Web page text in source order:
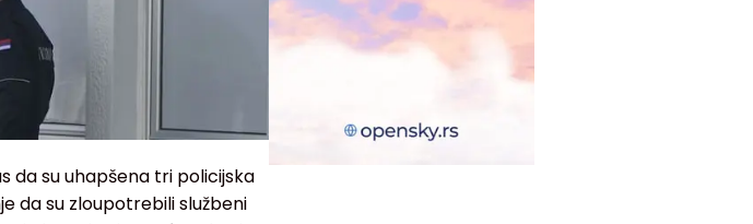
da su uhapšena tri policijska
da su zloupotrebili službeni